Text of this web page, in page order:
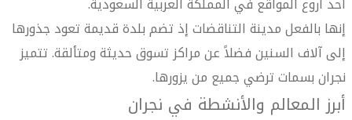
إنها بالفعل مدينة التناقضات إذ تضم بلدة قديمة تعود جذورها
إلى آلاف السنين فضلاً عن مراكز تسوق حديثة ومتألقة. تتميز
نجران بسمات ترضي جميع من يزورها.
أبرز المعالم والأنشطة في نجران